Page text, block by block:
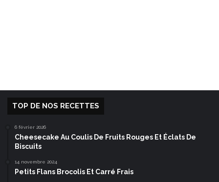
TOP DE NOS RECETTES
6 février 2026
Cheesecake Au Coulis De Fruits Rouges Et Éclats De
Biscuits
14 novembre 2024
Petits Flans Brocolis Et Carré Frais